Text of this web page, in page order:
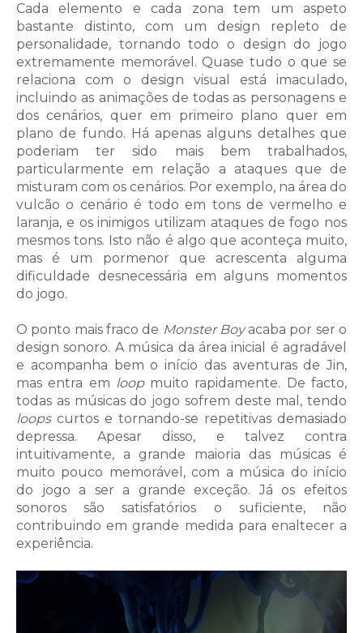
Cada elemento e cada zona tem um aspeto
bastante distinto, com um design repleto de
personalidade, tornando todo o design do jogo
extremamente memorável. Quase tudo o que se
relaciona com o design visual está imaculado,
incluindo as animações de todas as personagens e
dos cenários, quer em primeiro plano quer em
plano de fundo. Há apenas alguns detalhes que
poderiam ter sido mais bem trabalhados,
particularmente em relação a ataques que de
misturam com os cenários. Por exemplo, na área do
vulcão o cenário é todo em tons de vermelho e
laranja, e os inimigos utilizam ataques de fogo nos
mesmos tons. Isto não é algo que aconteça muito,
mas é um pormenor que acrescenta alguma
dificuldade desnecessária em alguns momentos
do jogo.
O ponto mais fraco de Monster Boyacaba por ser o
design sonoro. A música da área inicial é agradável
e acompanha bem o início das aventuras de Jin,
mas entra em loopmuito rapidamente. De facto,
todas as músicas do jogo sofrem deste mal, tendo
loopscurtos e tornando-se repetitivas demasiado
depressa. Apesar disso, e talvez contra
intuitivamente, a grande maioria das músicas é
muito pouco memorável, com a música do início
do jogo a ser a grande exceção. Já os efeitos
sonoros são satisfatórios o suficiente, não
contribuindo em grande medida para enaltecer a
experiência.